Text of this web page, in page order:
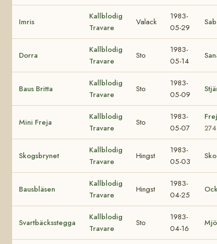
Imris
Kallblodig
Travare
Valack
1983-
05-29
Dorra
Kallblodig
Travare
Sto
1983-
05-14
Baus Britta
Kallblodig
Travare
Sto
1983-
05-09
Mini Freja
Kallblodig
Travare
Sto
1983-
05-07
274
Skogsbrynet
Kallblodig
Travare
Hingst
1983-
05-03
Bausbläsen
Kallblodig
Travare
Hingst
1983-
04-25
Svartbäcksstegga
Kallblodig
Travare
Sto
1983-
04-16